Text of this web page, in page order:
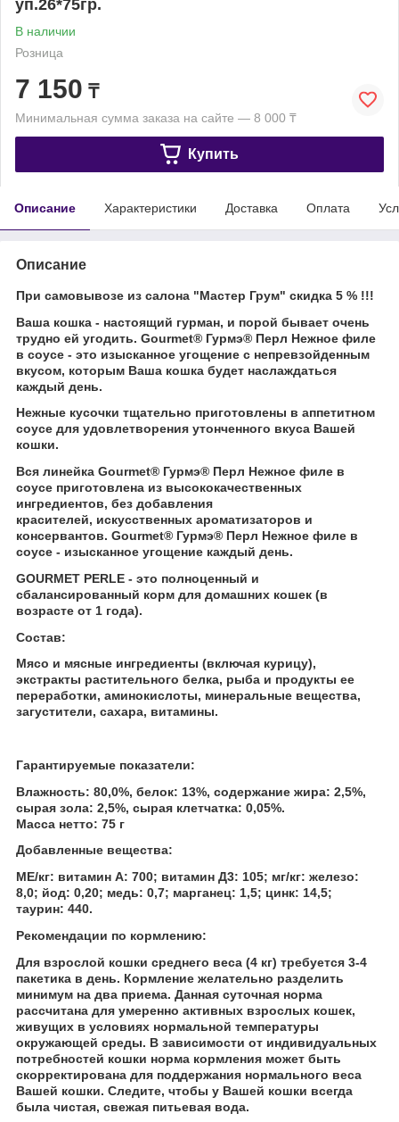
уп.26*75гр.
В наличии
Розница
7 150 ₸
Минимальная сумма заказа на сайте — 8 000 ₸
Купить
Описание Характеристики Доставка Оплата
Описание
При самовывозе из салона "Мастер Грум" скидка 5 % !!!
Ваша кошка - настоящий гурман, и порой бывает очень
трудно ей угодить. Gourmet® Гурмэ® Перл Нежное филе
в соусе - это изысканное угощение с непревзойденным
вкусом, которым Ваша кошка будет наслаждаться
каждый день.
Нежные кусочки тщательно приготовлены в аппетитном
соусе для удовлетворения утонченного вкуса Вашей
кошки.
Вся линейка Gourmet® Гурмэ® Перл Нежное филе в
соусе приготовлена из высококачественных
ингредиентов, без добавления
красителей, искусственных ароматизаторов и
консервантов. Gourmet® Гурмэ® Перл Нежное филе в
соусе - изысканное угощение каждый день.
GOURMET PERLE - это полноценный и
сбалансированный корм для домашних кошек (в
возрасте от 1 года).
Состав:
Мясо и мясные ингредиенты (включая курицу),
экстракты растительного белка, рыба и продукты ее
переработки, аминокислоты, минеральные вещества,
загустители, сахара, витамины.
Гарантируемые показатели:
Влажность: 80,0%, белок: 13%, содержание жира: 2,5%,
сырая зола: 2,5%, сырая клетчатка: 0,05%.
Масса нетто: 75 г
Добавленные вещества:
МЕ/кг: витамин А: 700; витамин Д3: 105; мг/кг: железо:
8,0; йод: 0,20; медь: 0,7; марганец: 1,5; цинк: 14,5;
таурин: 440.
Рекомендации по кормлению:
Для взрослой кошки среднего веса (4 кг) требуется 3-4
пакетика в день. Кормление желательно разделить
минимум на два приема. Данная суточная норма
рассчитана для умеренно активных взрослых кошек,
живущих в условиях нормальной температуры
окружающей среды. В зависимости от индивидуальных
потребностей кошки норма кормления может быть
скорректирована для поддержания нормального веса
Вашей кошки. Следите, чтобы у Вашей кошки всегда
была чистая, свежая питьевая вода.